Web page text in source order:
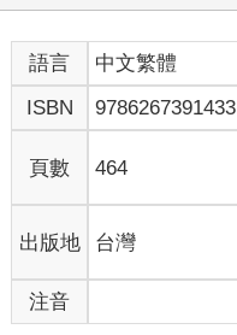
語言 中文繁體
ISBN
9786267391433
頁數 464
出版地 台灣
注音